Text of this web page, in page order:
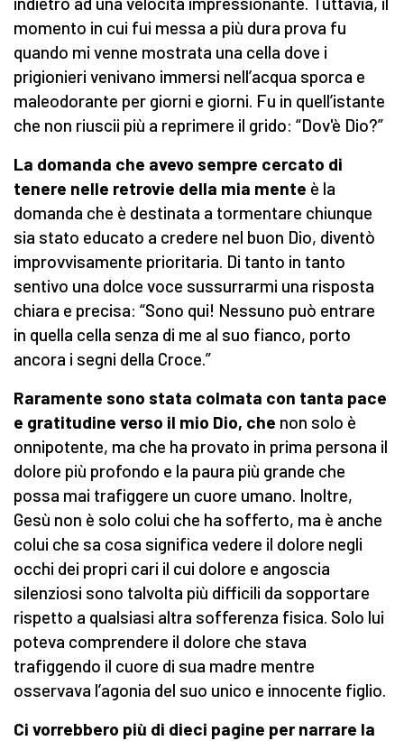
momento in cui fui messa a più dura prova fu
quando mi venne mostrata una cella dove i
prigionieri venivano immersi nell’acqua sporca e
maleodorante per giorni e giorni. Fu in quell’istante
che non riuscii più a reprimere il grido: “Dov'è Dio?”
La domanda che avevo sempre cercato di
tenere nelle retrovie della mia mente è la
domanda che è destinata a tormentare chiunque
sia stato educato a credere nel buon Dio, diventò
improvvisamente prioritaria. Di tanto in tanto
sentivo una dolce voce sussurrarmi una risposta
chiara e precisa: “Sono qui! Nessuno può entrare
in quella cella senza di me al suo fianco, porto
ancora i segni della Croce.”
Raramente sono stata colmata con tanta pace
e gratitudine verso il mio Dio, che non solo è
onnipotente, ma che ha provato in prima persona il
dolore più profondo e la paura più grande che
possa mai trafiggere un cuore umano. Inoltre,
Gesù non è solo colui che ha sofferto, ma è anche
colui che sa cosa significa vedere il dolore negli
occhi dei propri cari il cui dolore e angoscia
silenziosi sono talvolta più difficili da sopportare
rispetto a qualsiasi altra sofferenza fisica. Solo lui
poteva comprendere il dolore che stava
trafiggendo il cuore di sua madre mentre
osservava l’agonia del suo unico e innocente figlio.
Ci vorrebbero più di dieci pagine per narrare la